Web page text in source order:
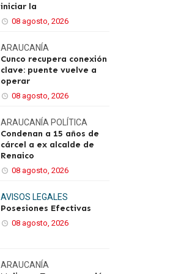
iniciar la
08 agosto, 2026
ARAUCANÍA
Cunco recupera conexión
clave: puente vuelve a
operar
08 agosto, 2026
ARAUCANÍA POLÍTICA
Condenan a 15 años de
cárcel a ex alcalde de
Renaico
08 agosto, 2026
AVISOS LEGALES
Posesiones Efectivas
08 agosto, 2026
ARAUCANÍA